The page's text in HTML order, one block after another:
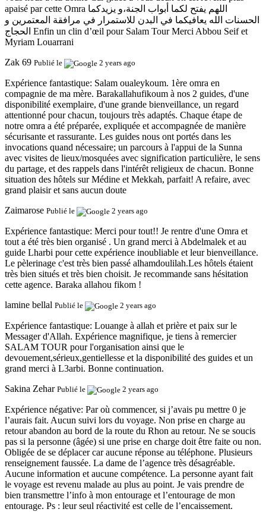
apaisé par cette Omra اللهم يفتح لكما أبواب الجنة،و يزيدكما
الحسنات الله يعافيكما في البدن للاستمرار في مرافقة المعتمرين و
الحجاج Enfin un clin d’œil pour Salam Tour Merci Abbou Seif et
Myriam Louarrani
Zak 69 Publié le 2 years ago
Expérience fantastique: Salam oualeykoum. 1ère omra en
compagnie de ma mère. Barakallahufikoum à nos 2 guides, d'une
disponibilité exemplaire, d'une grande bienveillance, un regard
attentionné pour chacun, toujours très adaptés. Chaque étape de
notre omra a été préparée, expliquée et accompagnée de manière
sécurisante et rassurante. Les guides nous ont portés dans les
invocations quand nécessaire; un parcours à l'appui de la Sunna
avec visites de lieux/mosquées avec signification particulière, le sens
du partage, et des rappels dans l'intérêt religieux de chacun. Bonne
situation des hôtels sur Médine et Mekkah, parfait! A refaire, avec
grand plaisir et sans aucun doute
Zaimarose Publié le 2 years ago
Expérience fantastique: Merci pour tout!! Je rentre d'une Omra et
tout a été très bien organisé . Un grand merci à Abdelmalek et au
guide Lharbi pour cette expérience inoubliable et leur bienveillance.
Le pèlerinage c'est très bien passé alhamdoulilah.Les hôtels étaient
très bien situés et très bien choisit. Je recommande sans hésitation
cette agence. Baraka allahou fikom !
lamine bellal Publié le 2 years ago
Expérience fantastique: Louange à allah et prière et paix sur le
Messager d'Allah. Expérience magnifique, je tiens à remercier
SALAM TOUR pour l'organisation ainsi que le
devouement,sérieux,gentiellesse et la disponibilité des guides et un
grand merci à L3arbi. Bonne continuation.
Sakina Zehar Publié le 2 years ago
Expérience négative: Par où commencer, si j’avais pu mettre 0 je
l’aurais fait. Aucun suivi lors du voyage. Non prise en charge au
retour abandon au bord de la route du Rhon au retour. Ne se soucis
pas si la personne (âgée) si une prise en charge doit être faite ou non.
Obligée de se déplacer car aucune réponse au téléphone. Plusieurs
renseignement faussée. La dame de l’agence très désagréable.
Aucune information et aucune compétence. La personne ayant fait
le voyage est revenu malade au plus au point. Je vais prendre de
bien transmettre l’info à mon entourage et l’entourage de mon
entourage. Ps : leur seul réactivité est celle de l’encaissement.